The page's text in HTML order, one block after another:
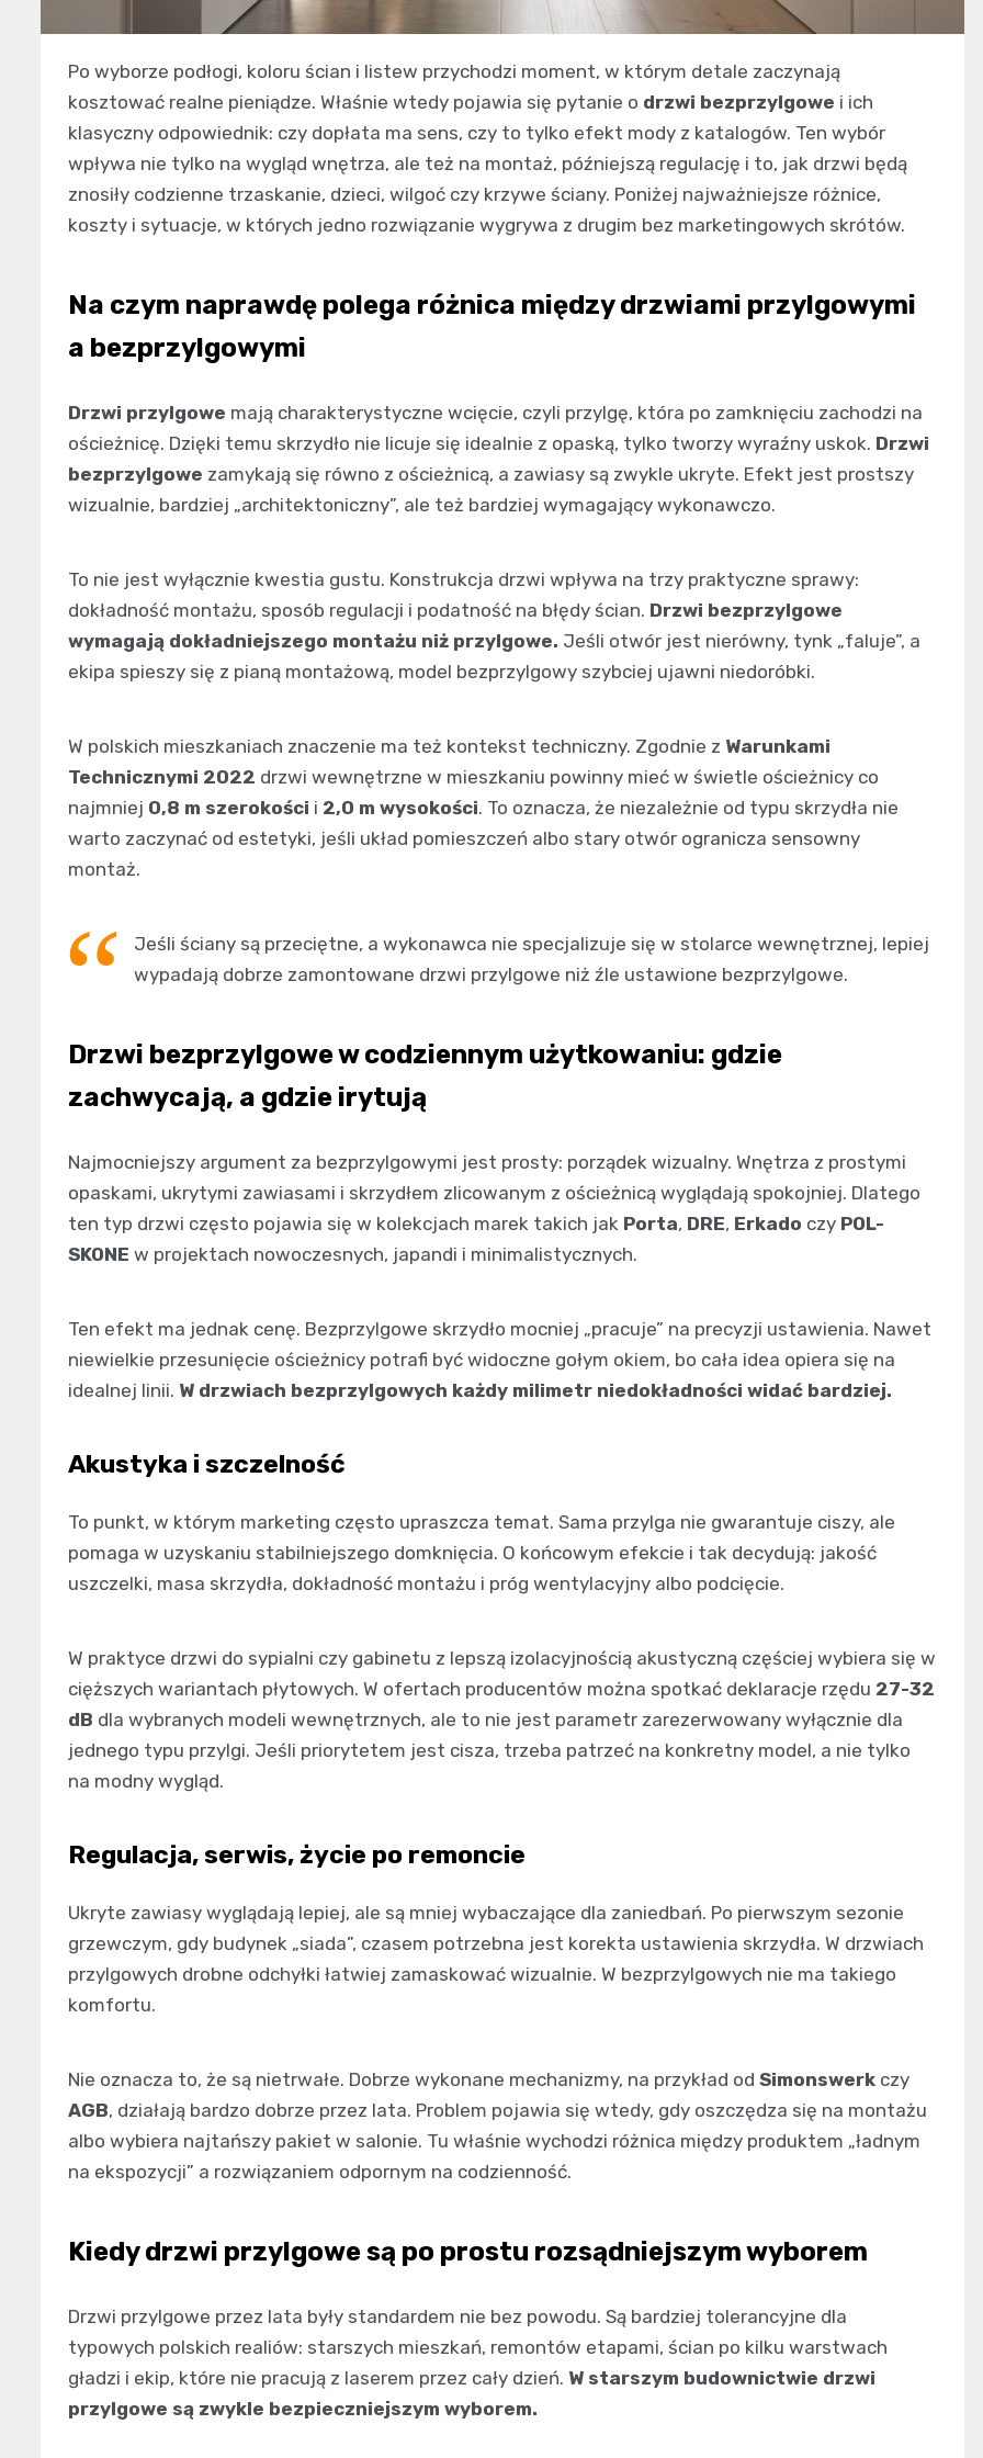
Po wyborze podłogi, koloru ścian i listew przychodzi moment, w którym detale zaczynają
kosztować realne pieniądze. Właśnie wtedy pojawia się pytanie o drzwi bezprzylgowe i ich
klasyczny odpowiednik: czy dopłata ma sens, czy to tylko efekt mody z katalogów. Ten wybór
wpływa nie tylko na wygląd wnętrza, ale też na montaż, późniejszą regulację i to, jak drzwi będą
znosiły codzienne trzaskanie, dzieci, wilgoć czy krzywe ściany. Poniżej najważniejsze różnice,
koszty i sytuacje, w których jedno rozwiązanie wygrywa z drugim bez marketingowych skrótów.
Na czym naprawdę polega różnica między drzwiami przylgowymi
a bezprzylgowymi
Drzwi przylgowe mają charakterystyczne wcięcie, czyli przylgę, która po zamknięciu zachodzi na
ościeżnicę. Dzięki temu skrzydło nie licuje się idealnie z opaską, tylko tworzy wyraźny uskok. Drzwi
bezprzylgowe zamykają się równo z ościeżnicą, a zawiasy są zwykle ukryte. Efekt jest prostszy
wizualnie, bardziej „architektoniczny”, ale też bardziej wymagający wykonawczo.
To nie jest wyłącznie kwestia gustu. Konstrukcja drzwi wpływa na trzy praktyczne sprawy:
dokładność montażu, sposób regulacji i podatność na błędy ścian. Drzwi bezprzylgowe
wymagają dokładniejszego montażu niż przylgowe. Jeśli otwór jest nierówny, tynk „faluje”, a
ekipa spieszy się z pianą montażową, model bezprzylgowy szybciej ujawni niedoróbki.
W polskich mieszkaniach znaczenie ma też kontekst techniczny. Zgodnie z Warunkami
Technicznymi 2022 drzwi wewnętrzne w mieszkaniu powinny mieć w świetle ościeżnicy co
najmniej 0,8 m szerokości i 2,0 m wysokości. To oznacza, że niezależnie od typu skrzydła nie
warto zaczynać od estetyki, jeśli układ pomieszczeń albo stary otwór ogranicza sensowny
montaż.
Jeśli ściany są przeciętne, a wykonawca nie specjalizuje się w stolarce wewnętrznej, lepiej
wypadają dobrze zamontowane drzwi przylgowe niż źle ustawione bezprzylgowe.
Drzwi bezprzylgowew codziennym użytkowaniu: gdzie
zachwycają, a gdzie irytują
Najmocniejszy argument za bezprzylgowymi jest prosty: porządek wizualny. Wnętrza z prostymi
opaskami, ukrytymi zawiasami i skrzydłem zlicowanym z ościeżnicą wyglądają spokojniej. Dlatego
ten typ drzwi często pojawia się w kolekcjach marek takich jak Porta, DRE, Erkado czy POL-
SKONE w projektach nowoczesnych, japandi i minimalistycznych.
Ten efekt ma jednak cenę. Bezprzylgowe skrzydło mocniej „pracuje” na precyzji ustawienia. Nawet
niewielkie przesunięcie ościeżnicy potrafi być widoczne gołym okiem, bo cała idea opiera się na
idealnej linii. W drzwiach bezprzylgowych każdy milimetr niedokładności widać bardziej.
Akustyka i szczelność
To punkt, w którym marketing często upraszcza temat. Sama przylga nie gwarantuje ciszy, ale
pomaga w uzyskaniu stabilniejszego domknięcia. O końcowym efekcie i tak decydują: jakość
uszczelki, masa skrzydła, dokładność montażu i próg wentylacyjny albo podcięcie.
W praktyce drzwi do sypialni czy gabinetu z lepszą izolacyjnością akustyczną częściej wybiera się w
cięższych wariantach płytowych. W ofertach producentów można spotkać deklaracje rzędu 27-32
dB dla wybranych modeli wewnętrznych, ale to nie jest parametr zarezerwowany wyłącznie dla
jednego typu przylgi. Jeśli priorytetem jest cisza, trzeba patrzeć na konkretny model, a nie tylko
na modny wygląd.
Regulacja, serwis, życie po remoncie
Ukryte zawiasy wyglądają lepiej, ale są mniej wybaczające dla zaniedbań. Po pierwszym sezonie
grzewczym, gdy budynek „siada”, czasem potrzebna jest korekta ustawienia skrzydła. W drzwiach
przylgowych drobne odchyłki łatwiej zamaskować wizualnie. W bezprzylgowych nie ma takiego
komfortu.
Nie oznacza to, że są nietrwałe. Dobrze wykonane mechanizmy, na przykład od Simonswerk czy
AGB, działają bardzo dobrze przez lata. Problem pojawia się wtedy, gdy oszczędza się na montażu
albo wybiera najtańszy pakiet w salonie. Tu właśnie wychodzi różnica między produktem „ładnym
na ekspozycji” a rozwiązaniem odpornym na codzienność.
Kiedy drzwi przylgowe są po prostu rozsądniejszym wyborem
Drzwi przylgowe przez lata były standardem nie bez powodu. Są bardziej tolerancyjne dla
typowych polskich realiów: starszych mieszkań, remontów etapami, ścian po kilku warstwach
gładzi i ekip, które nie pracują z laserem przez cały dzień. W starszym budownictwie drzwi
przylgowe są zwykle bezpieczniejszym wyborem.